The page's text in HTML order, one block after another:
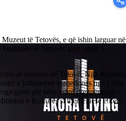
të Tetovës, e që ishin larguar në
së Tetovës janë vepër e
së busteve në Tetovë. Nga Komuna
e luftëtarëve maqedonas nga Lufta
për këto është drejtpërdrejt
e Kulturës si themeluese e këtij